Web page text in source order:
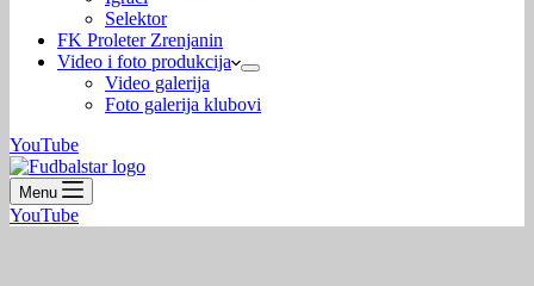
Selektor
FK Proleter Zrenjanin
Video i foto produkcija
Video galerija
Foto galerija klubovi
YouTube
Menu
YouTube